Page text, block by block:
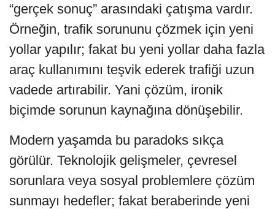
“gerçek sonuç” arasındaki çatışma vardır.
Örneğin, trafik sorununu çözmek için yeni
yollar yapılır; fakat bu yeni yollar daha fazla
araç kullanımını teşvik ederek trafiği uzun
vadede artırabilir. Yani çözüm, ironik
biçimde sorunun kaynağına dönüşebilir.
Modern yaşamda bu paradoks sıkça
görülür. Teknolojik gelişmeler, çevresel
sorunlara veya sosyal problemlere çözüm
sunmayı hedefler; fakat beraberinde yeni